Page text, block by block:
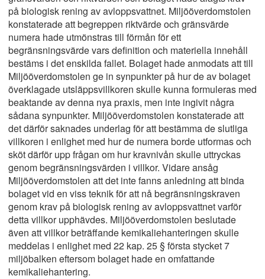
på biologisk rening av avloppsvattnet. Miljööverdomstolen
konstaterade att begreppen riktvärde och gränsvärde
numera hade utmönstras till förmån för ett
begränsningsvärde vars definition och materiella innehåll
bestäms i det enskilda fallet. Bolaget hade anmodats att till
Miljööverdomstolen ge in synpunkter på hur de av bolaget
överklagade utsläppsvillkoren skulle kunna formuleras med
beaktande av denna nya praxis, men inte ingivit några
sådana synpunkter. Miljööverdomstolen konstaterade att
det därför saknades underlag för att bestämma de slutliga
villkoren i enlighet med hur de numera borde utformas och
sköt därför upp frågan om hur kravnivån skulle uttryckas
genom begränsningsvärden i villkor. Vidare ansåg
Miljööverdomstolen att det inte fanns anledning att binda
bolaget vid en viss teknik för att nå begränsningskraven
genom krav på biologisk rening av avloppsvattnet varför
detta villkor upphävdes. Miljööverdomstolen beslutade
även att villkor beträffande kemikaliehanteringen skulle
meddelas i enlighet med 22 kap. 25 § första stycket 7
miljöbalken eftersom bolaget hade en omfattande
kemikaliehantering.